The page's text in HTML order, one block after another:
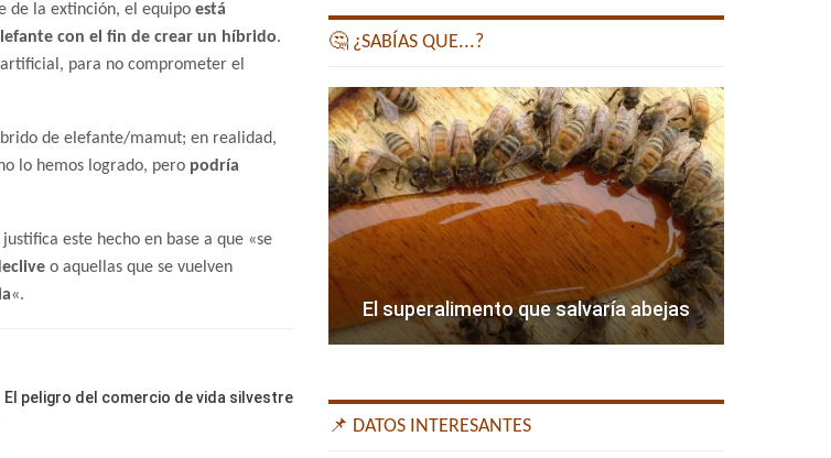
de la extinción, el equipo está
con el fin de crear un híbrido.
para no comprometer el
de elefante/mamut; en realidad,
lo hemos logrado, pero podría
este hecho en base a que «se
o aquellas que se vuelven
«.
El peligro del comercio de vida silvestre
🤔 ¿SABÍAS QUE...?
El superalimento que salvaría abejas
📌 DATOS INTERESANTES